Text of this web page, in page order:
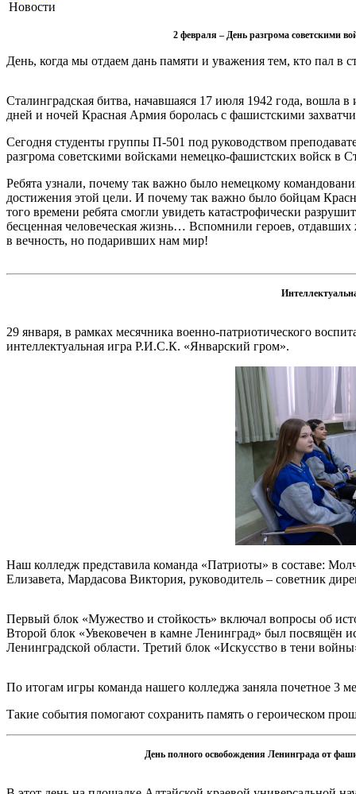
Новости
2 февраля – День разгрома советскими
День, когда мы отдаем дань памяти и уважения тем, кто пал в
Сталинградская битва, начавшаяся 17 июля 1942 года,
дней и ночей Красная Армия боролась с фашистскими
Сегодня студенты группы П-501 под руководством
разгрома советскими войсками немецко-фашистских войск в
Ребята узнали, почему так важно было немецкому
достижения этой цели. И почему так важно было бойцам
того времени ребята смогли увидеть катастрофически
бесценная человеческая жизнь… Вспомнили героев,
в вечность, но подаривших нам мир!
29 января, в рамках месячника военно‑патриотического
интеллектуальная игра Р.И.С.К. «Январский гром».
Наш колледж представила команда «Патриоты» в составе:
Елизавета, Мардасова Виктория, руководитель – советник
Первый блок «Мужество и стойкость» включал вопросы об
Второй блок «Увековечен в камне Ленинград» был посвящён
Ленинградской области. Третий блок «Искусство в тени
По итогам игры команда нашего колледжа заняла почетное 3
Такие события помогают сохранить память о героическом
День полного освобождения Ленинграда от